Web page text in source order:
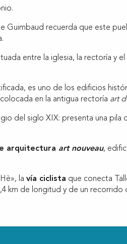
Guimbaud recuerda que este
entre la iglesia, la rectoría y
es uno de los edificios
en la antigua rectoría art
del siglo XIX: presenta una
arquitectura art nouveau,
la vía ciclista que conecta
km de longitud y de un